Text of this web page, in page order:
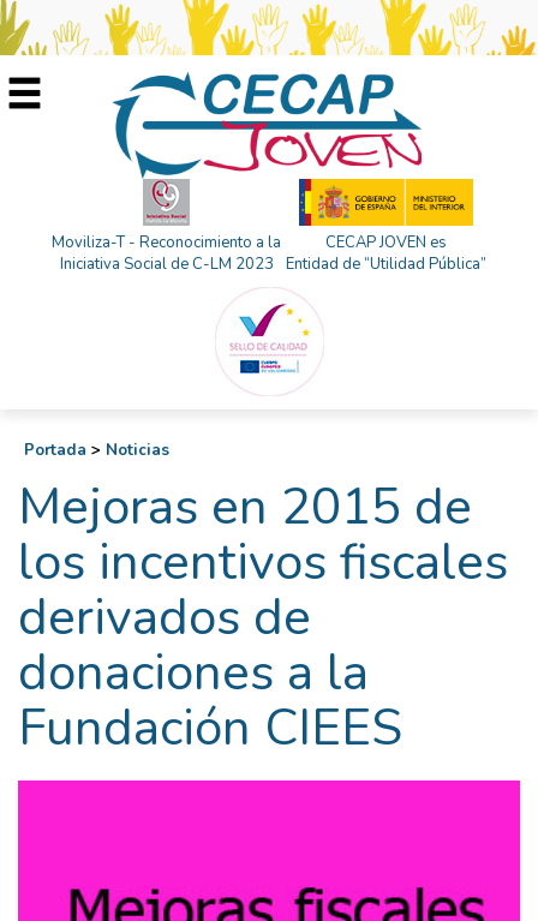
Moviliza-T - Reconocimiento a la
Iniciativa Social de C-LM 2023
CECAP JOVEN es
Entidad de “Utilidad Pública”
Portada > Noticias
Mejoras en 2015 de
los incentivos fiscales
derivados de
donaciones a la
Fundación CIEES